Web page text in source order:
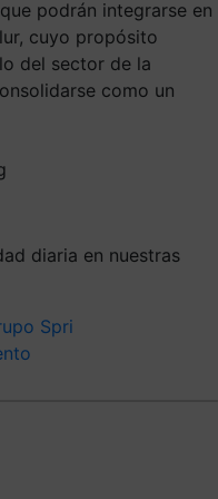
podrán integrarse en
cuyo propósito
del sector de la
como un
diaria en nuestras
Spri